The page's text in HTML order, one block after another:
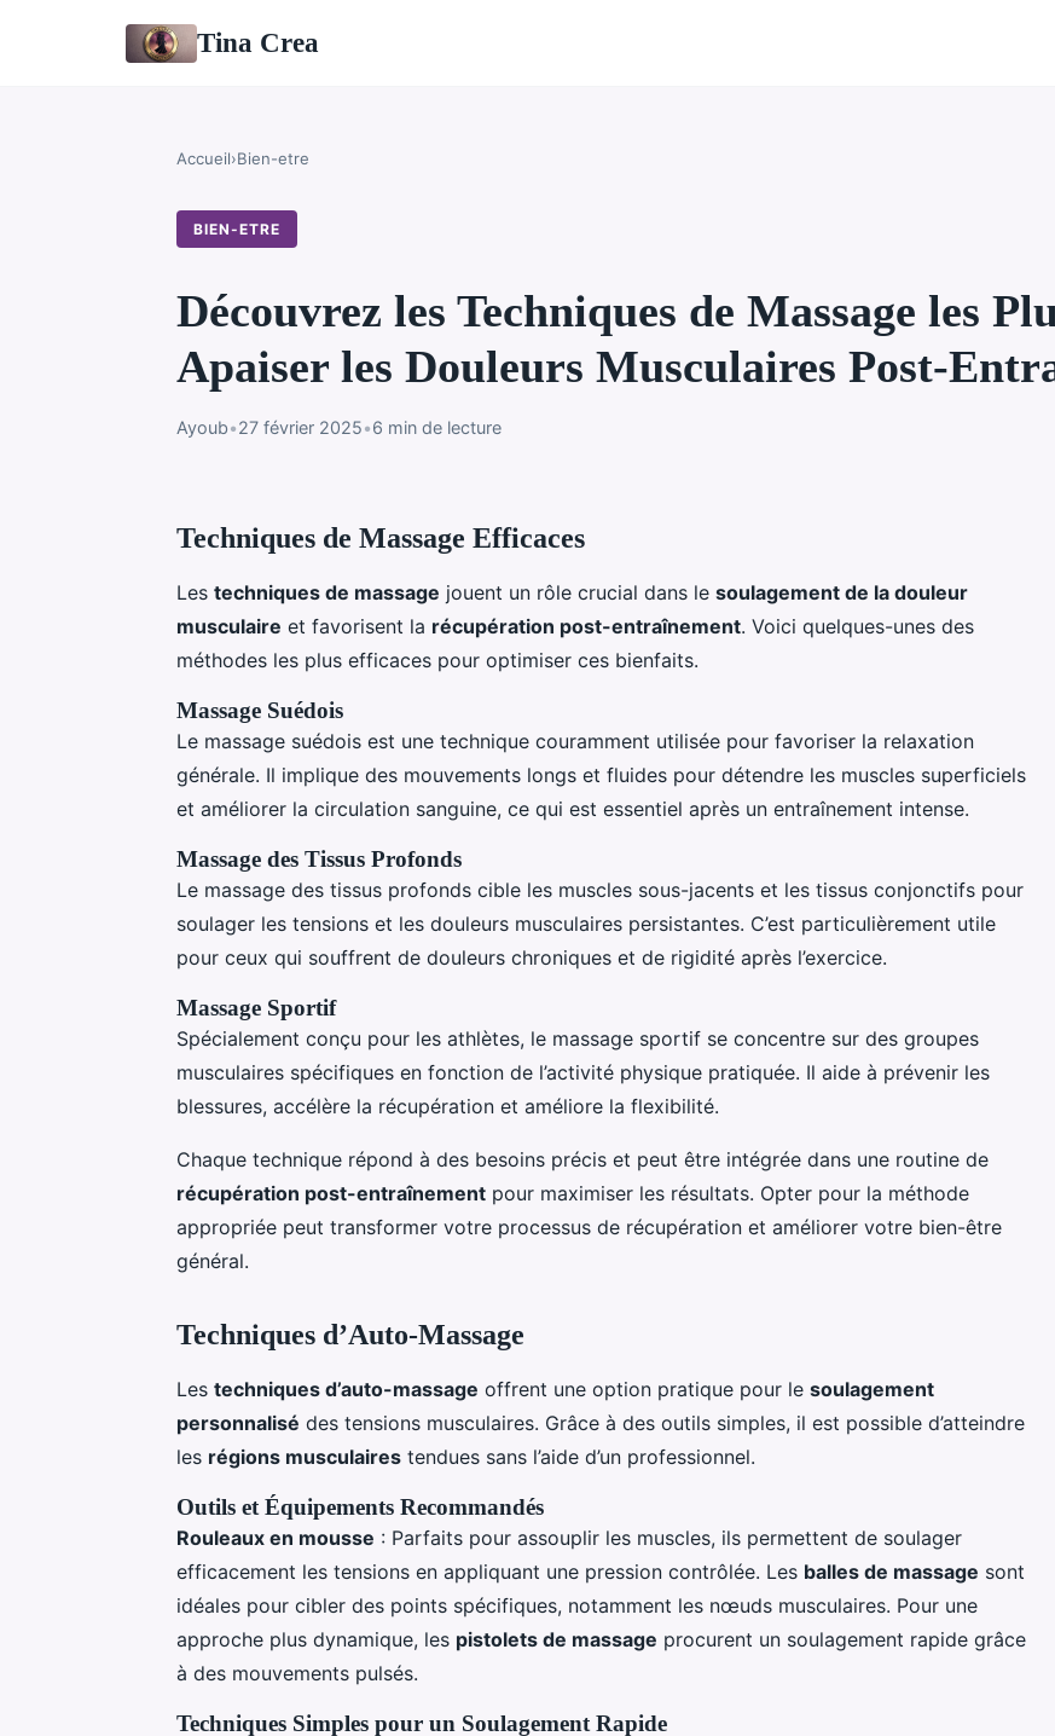
Tina Crea
Accueil›Bien-etre
BIEN-ETRE
Découvrez les Techniques de Massage les
Apaiser les Douleurs Musculaires Post-
Ayoub•27 février 2025•6 min de lecture
Techniques de Massage Efficaces
Les techniques de massage jouent un rôle crucial dans le soulagement de la douleur
musculaire et favorisent la récupération post-entraînement. Voici quelques-unes des
méthodes les plus efficaces pour optimiser ces bienfaits.
Massage Suédois
Le massage suédois est une technique couramment utilisée pour favoriser la relaxation
générale. Il implique des mouvements longs et fluides pour détendre les muscles superficiels
et améliorer la circulation sanguine, ce qui est essentiel après un entraînement intense.
Massage des Tissus Profonds
Le massage des tissus profonds cible les muscles sous-jacents et les tissus conjonctifs pour
soulager les tensions et les douleurs musculaires persistantes. C’est particulièrement utile
pour ceux qui souffrent de douleurs chroniques et de rigidité après l’exercice.
Massage Sportif
Spécialement conçu pour les athlètes, le massage sportif se concentre sur des groupes
musculaires spécifiques en fonction de l’activité physique pratiquée. Il aide à prévenir les
blessures, accélère la récupération et améliore la flexibilité.
Chaque technique répond à des besoins précis et peut être intégrée dans une routine de
récupération post-entraînement pour maximiser les résultats. Opter pour la méthode
appropriée peut transformer votre processus de récupération et améliorer votre bien-être
général.
Techniques d’Auto-Massage
Les techniques d’auto-massage offrent une option pratique pour le soulagement
personnalisé des tensions musculaires. Grâce à des outils simples, il est possible d’atteindre
les régions musculaires tendues sans l’aide d’un professionnel.
Outils et Équipements Recommandés
Rouleaux en mousse : Parfaits pour assouplir les muscles, ils permettent de soulager
efficacement les tensions en appliquant une pression contrôlée. Les balles de massage sont
idéales pour cibler des points spécifiques, notamment les nœuds musculaires. Pour une
approche plus dynamique, les pistolets de massage procurent un soulagement rapide grâce
à des mouvements pulsés.
Techniques Simples pour un Soulagement Rapide